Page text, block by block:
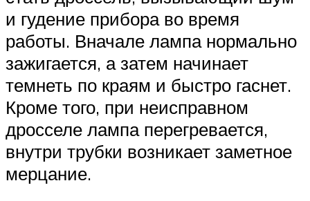
и гудение прибора во время
работы. Вначале лампа нормально
зажигается, а затем начинает
темнеть по краям и быстро гаснет.
Кроме того, при неисправном
дросселе лампа перегревается,
внутри трубки возникает заметное
мерцание.